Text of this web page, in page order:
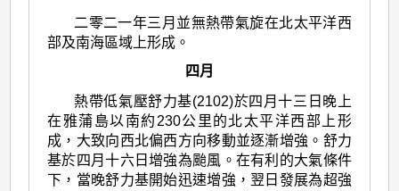
二零二一年三月並無熱帶氣旋在北太平洋西
部及南海區域上形成。
四月
熱帶低氣壓舒力基(2102)於四月十三日晚上
在雅蒲島以南約230公里的北太平洋西部上形
成，大致向西北偏西方向移動並逐漸增強。舒力
基於四月十六日增強為颱風。在有利的大氣條件
下，當晚舒力基開始迅速增強，翌日發展為超強